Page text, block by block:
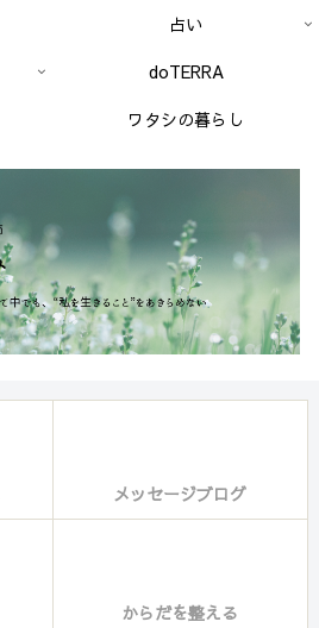
占い
doTERRA
ワタシの暮らし
メッセージブログ
からだを整える